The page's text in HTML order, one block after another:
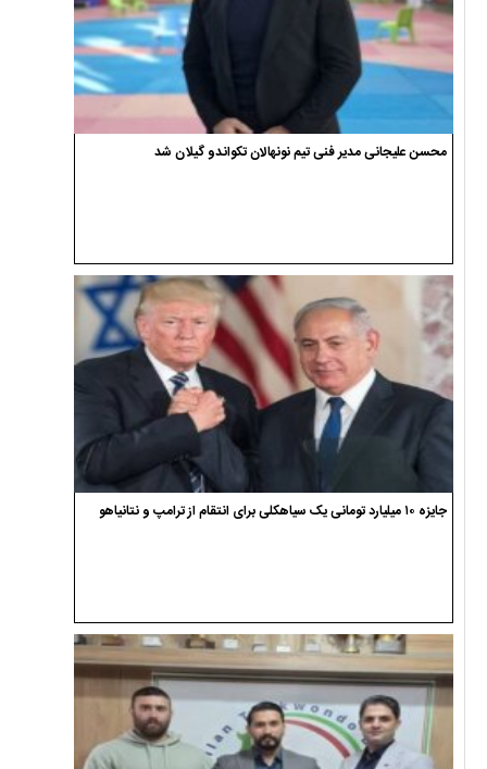
محسن علیجانی مدیر فنی تیم نونهالان تکواندو گیلان شد
جایزه ۱۰ میلیارد تومانی یک سیاهکلی برای انتقام از ترامپ و نتانیاهو